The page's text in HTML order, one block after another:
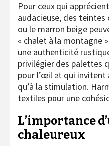
Pour ceux qui
audacieuse, des
ou le marron beige
« chalet à la montagne
une authenticité
privilégier des palettes
pour l’œil et qui
qu’à la stimulation.
textiles pour une
L’importance
chaleureux